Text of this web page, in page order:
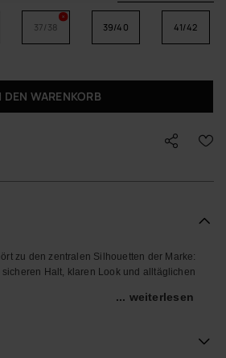
37/38 39/40 41/42
DEN WARENKORB
zu den zentralen Silhouetten der Marke:
Halt, klaren Look und alltäglichen
du den ganzen Tag unterwegs bist. Die
Sohle unterstützt dich auf
... weiterlesen